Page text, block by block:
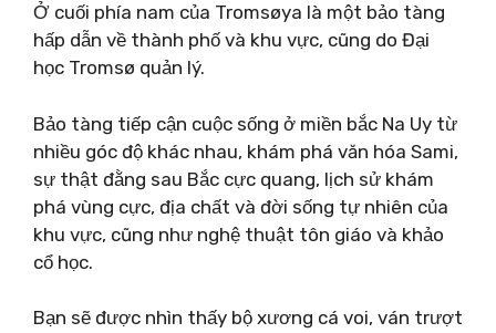
Ở cuối phía nam của Tromsøya là một bảo tàng
hấp dẫn về thành phố và khu vực, cũng do Đại
học Tromsø quản lý.
Bảo tàng tiếp cận cuộc sống ở miền bắc Na Uy từ
nhiều góc độ khác nhau, khám phá văn hóa Sami,
sự thật đằng sau Bắc cực quang, lịch sử khám
phá vùng cực, địa chất và đời sống tự nhiên của
khu vực, cũng như nghệ thuật tôn giáo và khảo
cổ học.
Bạn sẽ được nhìn thấy bộ xương cá voi, ván trượt